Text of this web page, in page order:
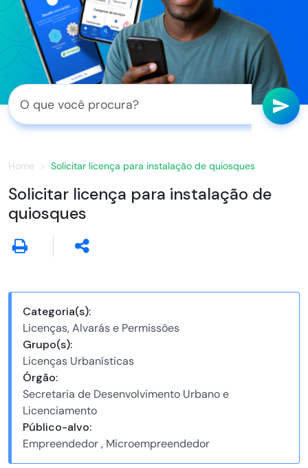
Home Solicitar licença para instalação de quiosques
Solicitar licença para instalação de
quiosques
Categoria(s):
Licenças, Alvarás e Permissões
Grupo(s):
Licenças Urbanísticas
Órgão:
Secretaria de Desenvolvimento Urbano e
Licenciamento
Público-alvo:
Empreendedor , Microempreendedor